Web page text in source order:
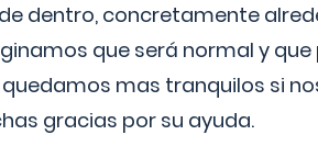
dentro, concretamente
que será normal y
mas tranquilos si
gracias por su ayuda.